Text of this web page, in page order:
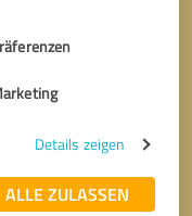
Details zeigen
ALLE ZULASSEN
* Erforderliche Angaben